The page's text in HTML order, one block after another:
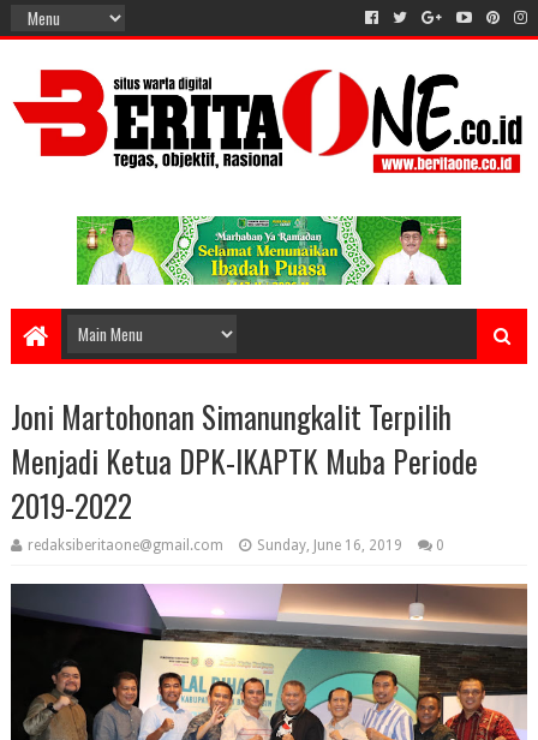
Joni Martohonan Simanungkalit Terpilih
Menjadi Ketua DPK-IKAPTK Muba Periode
2019-2022
redaksiberitaone@gmail.com Sunday, June 16, 2019 0